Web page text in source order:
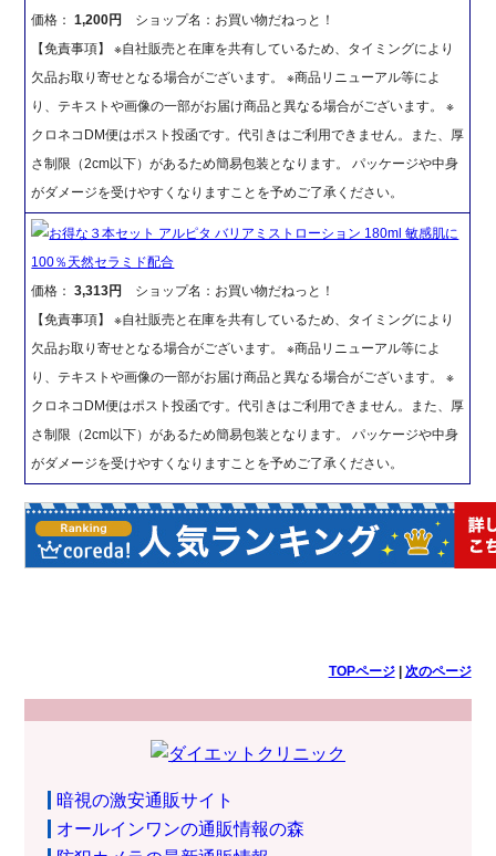
価格：1,200円
ショップ名：お買い物だねっと！
【免責事項】 ※自社販売と在庫を共有しているため、タイミングにより
欠品お取り寄せとなる場合がございます。 ※商品リニューアル等によ
り、テキストや画像の一部がお届け商品と異なる場合がございます。 ※
クロネコDM便はポスト投函です。代引きはご利用できません。また、厚
さ制限（2cm以下）があるため簡易包装となります。 パッケージや中身
がダメージを受けやすくなりますことを予めご了承ください。
お得な３本セット アルピタ バリアミストローション 180ml 敏感肌に
100％天然セラミド配合
価格：3,313円
ショップ名：お買い物だねっと！
【免責事項】 ※自社販売と在庫を共有しているため、タイミングにより
欠品お取り寄せとなる場合がございます。 ※商品リニューアル等によ
り、テキストや画像の一部がお届け商品と異なる場合がございます。 ※
クロネコDM便はポスト投函です。代引きはご利用できません。また、厚
さ制限（2cm以下）があるため簡易包装となります。 パッケージや中身
がダメージを受けやすくなりますことを予めご了承ください。
TOPページ| 次のページ
暗視の激安通販サイト
オールインワンの通販情報の森